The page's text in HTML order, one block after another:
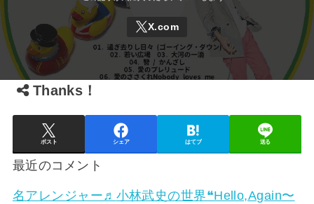
Thanks！
ポスト シェア はてブ 送る
最近のコメント
名アレンジャー♬ 小林武史の世界❝Hello,Again〜